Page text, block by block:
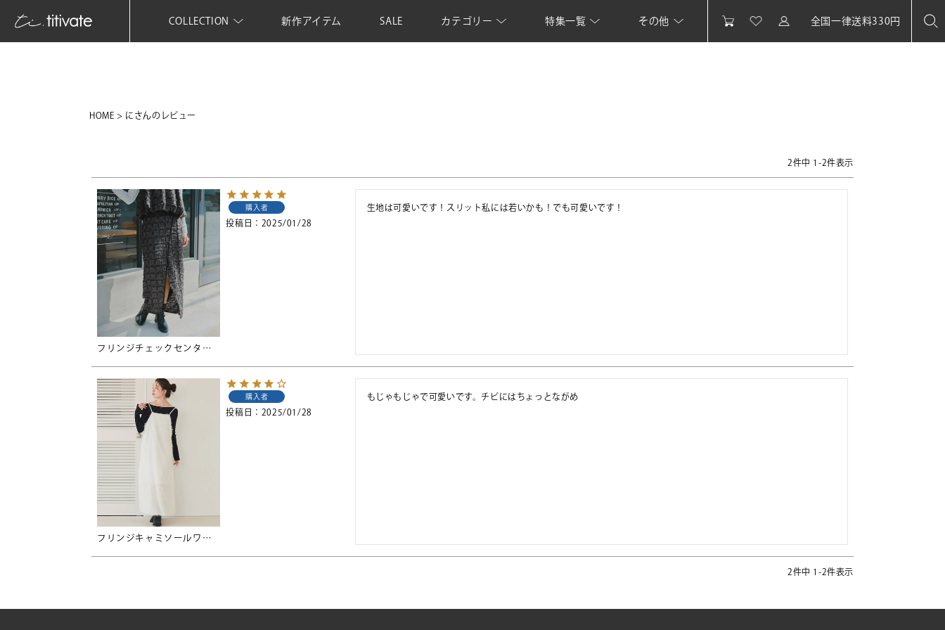
COLLECTION 新作アイテム SALE カテゴリー 特集一覧 その他 全国一律送料330円
HOME にさんのレビュー
2件中 1 -2件表示
フリンジチェックセンタースリットスカート
購入者
投稿日 2025/01/28
生地は可愛いです！スリット私には若いかも！でも可愛いです！
フリンジキャミソールワンピース
購入者
投稿日 2025/01/28
もじゃもじゃで可愛いです。チビにはちょっとながめ
2件中 1 -2件表示